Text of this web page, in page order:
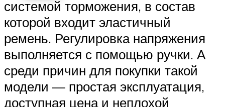
системой торможения, в состав
которой входит эластичный
ремень. Регулировка напряжения
выполняется с помощью ручки. А
среди причин для покупки такой
модели — простая эксплуатация,
доступная цена и неплохой